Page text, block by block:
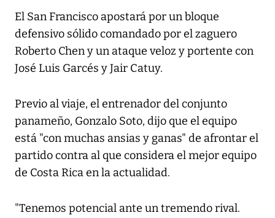
El San Francisco apostará por un bloque
defensivo sólido comandado por el zaguero
Roberto Chen y un ataque veloz y portente con
José Luis Garcés y Jair Catuy.
Previo al viaje, el entrenador del conjunto
panameño, Gonzalo Soto, dijo que el equipo
está "con muchas ansias y ganas" de afrontar el
partido contra al que considera el mejor equipo
de Costa Rica en la actualidad.
"Tenemos potencial ante un tremendo rival.